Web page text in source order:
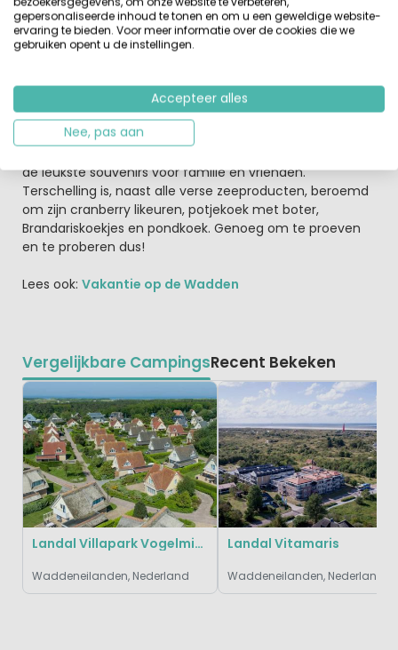
mooie manier beleefd. Terschelling is ook een bekend
eiland om haar oesters, verser dan hier vind je ze bijna
niet! Tijdens een wadloop kom je ze zeker hier en daar
Winkelen en souvenirs
Tijdens je vakantie op Landal Kaap West kunnen ook de
winkels op Terschelling niet ontbreken. Verbaas je in de
de leukste souvenirs voor familie en vrienden.
Terschelling is, naast alle verse zeeproducten, beroemd
om zijn cranberry likeuren, potjekoek met boter,
Brandariskoekjes en pondkoek. Genoeg om te proeven
en te proberen dus!
Lees ook: Vakantie op de Wadden
Vergelijkbare CampingsRecent Bekeken
Landal Villapark Vogelmient
Waddeneilanden, Nederland
Landal Vitamaris
Waddeneilanden, Nederland
gepersonaliseerde inhoud te tonen en om u een geweldige website-
ervaring te bieden. Voor meer informatie over de cookies die we
gebruiken opent u de instellingen.
Accepteer alles
Nee, pas aan